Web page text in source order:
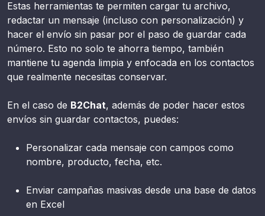
Estas herramientas te permiten cargar tu archivo,
redactar un mensaje (incluso con personalización) y
hacer el envío sin pasar por el paso de guardar cada
número. Esto no solo te ahorra tiempo, también
mantiene tu agenda limpia y enfocada en los contactos
que realmente necesitas conservar.
En el caso de B2Chat, además de poder hacer estos
envíos sin guardar contactos, puedes:
Personalizar cada mensaje con campos como
nombre, producto, fecha, etc.
Enviar campañas masivas desde una base de datos
en Excel